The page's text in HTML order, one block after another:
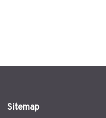
Sitemap